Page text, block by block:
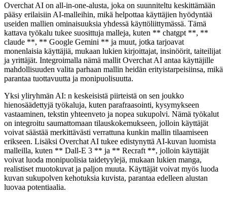
Overchat AI on all-in-one-alusta, joka on suunniteltu keskittämään
pääsy erilaisiin AI-malleihin, mikä helpottaa käyttäjien hyödyntää
useiden mallien ominaisuuksia yhdessä käyttöliittymässä. Tämä
kattava työkalu tukee suosittuja malleja, kuten ** chatgpt **, **
claude **, ** Google Gemini ** ja muut, jotka tarjoavat
monenlaisia ​​käyttäjiä, mukaan lukien kirjoittajat, insinöörit, taiteilijat
ja yrittäjät. Integroimalla nämä mallit Overchat AI antaa käyttäjille
mahdollisuuden valita parhaan mallin heidän erityistarpeisiinsa, mikä
parantaa tuottavuutta ja monipuolisuutta.
Yksi yliryhmän AI: n keskeisistä piirteistä on sen joukko
hienosäädettyjä työkaluja, kuten parafraasointi, kysymykseen
vastaaminen, tekstin yhteenveto ja nopea sukupolvi. Nämä työkalut
on integroitu saumattomaan tilauskokemukseen, jolloin käyttäjät
voivat säästää merkittävästi verrattuna kunkin mallin tilaamiseen
erikseen. Lisäksi Overchat AI tukee edistynyttä AI-kuvan luomista
malleilla, kuten ** Dall-E 3 ** ja ** Recraft **, jolloin käyttäjät
voivat luoda monipuolisia taidetyylejä, mukaan lukien manga,
realistiset muotokuvat ja paljon muuta. Käyttäjät voivat myös luoda
kuvan sukupolven kehotuksia kuvista, parantaa edelleen alustan
luovaa potentiaalia.